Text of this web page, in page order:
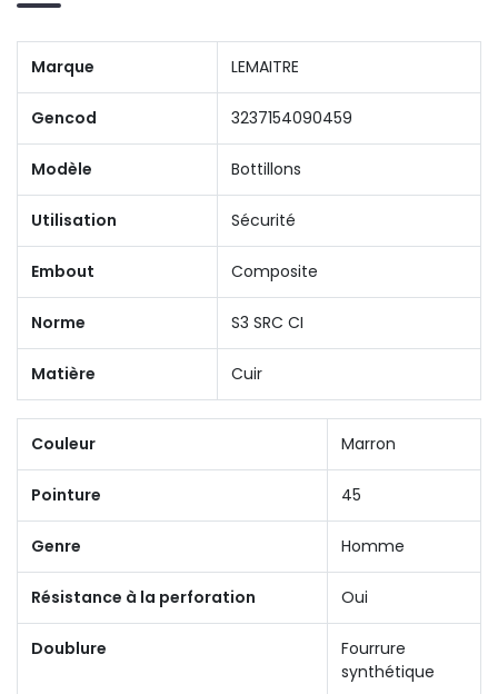
Marque LEMAITRE
Gencod 3237154090459
Modèle Bottillons
Utilisation Sécurité
Embout Composite
Norme S3 SRC CI
Matière Cuir
Couleur Marron
Pointure 45
Genre Homme
Résistance à la perforation Oui
Doublure
Fourrure
synthétique